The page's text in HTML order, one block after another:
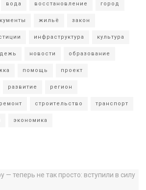
вода восстановление город
жильё закон
инфраструктура культура
новости образование
помощь проект
развитие регион
ремонт строительство транспорт
экономика